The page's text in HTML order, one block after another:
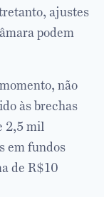
ajustes
podem
não
às brechas
2,5 mil
em fundos
de R$10